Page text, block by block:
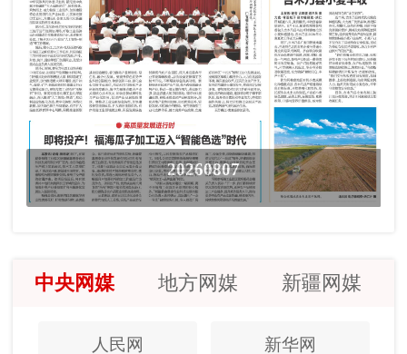
20260807
中央网媒 地方网媒 新疆网媒
人民网 新华网